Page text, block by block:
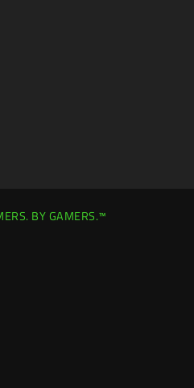
BY GAMERS.™